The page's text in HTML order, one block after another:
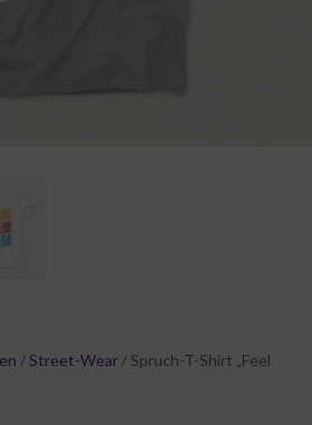
/Street-Wear / Spruch-T-Shirt „Feel